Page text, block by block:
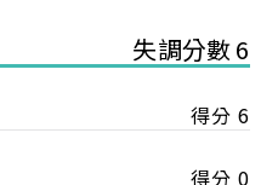
失調分數 6
得分 6
得分 0